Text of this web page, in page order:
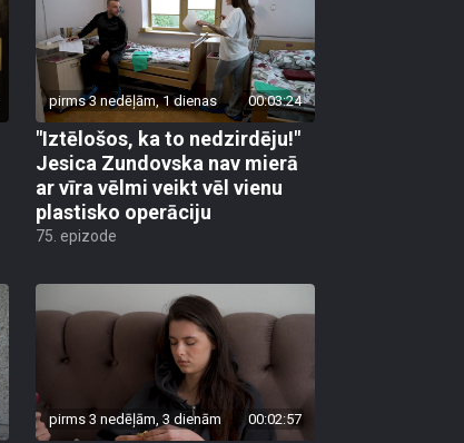
pirms 3 nedēļām, 1 dienas 00:03:24
"Iztēlošos, ka to nedzirdēju!"
Jesica Zundovska nav mierā
ar vīra vēlmi veikt vēl vienu
plastisko operāciju
75. epizode
pirms 3 nedēļām, 3 dienām 00:02:57